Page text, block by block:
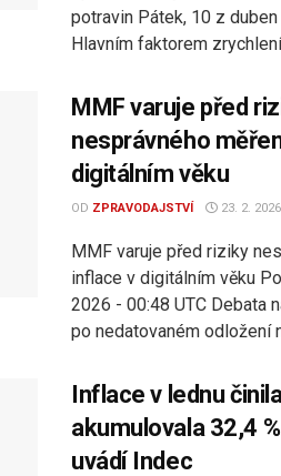
potravin Pátek, 10 z
Hlavním faktorem zrychlení
MMF varuje před
nesprávného
digitálním věku
OD ZPRAVODAJSTVÍ 23. 2. 2026
MMF varuje před riziky
inflace v digitálním věku
2026 - 00:48 UTC Debata
po nedatovaném odložení
Inflace v lednu
akumulovala 32,4
uvádí Indec